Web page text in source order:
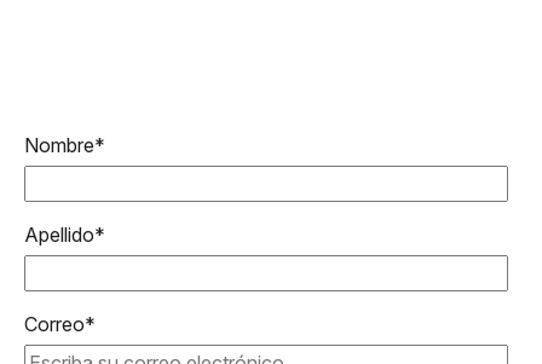
Nombre*
Apellido*
Correo*